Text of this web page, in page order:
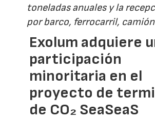
toneladas anuales y la
por barco, ferrocarril,
Exolum adquiere
participación
minoritaria en el
proyecto de
de CO₂ SeaSeaS